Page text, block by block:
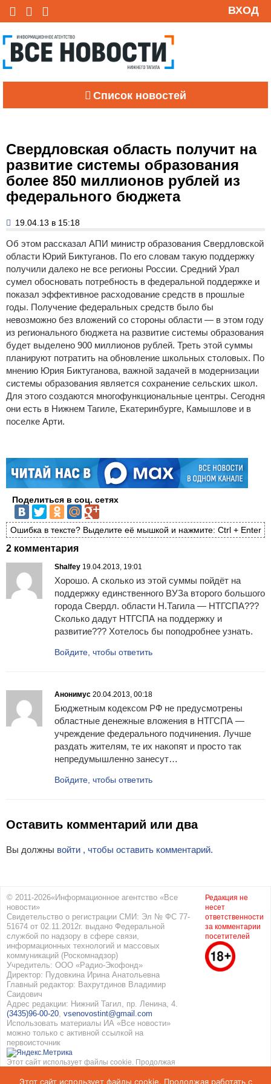
ВХОД
Список новостей
Свердловская область получит на
развитие системы образования
более 850 миллионов рублей из
федерального бюджета
19.04.13 в 15:18
Об этом рассказал АПИ министр образования Свердловской
области Юрий Биктуганов. По его словам такую поддержку
получили далеко не все регионы России. Средний Урал
сумел обосновать потребность в федеральной поддержке и
показал эффективное расходование средств в прошлые
годы. Получение федеральных средств было бы
невозможно без вложений со стороны области — в этом году
из регионального бюджета на развитие системы образования
будет выделено 900 миллионов рублей. Треть этой суммы
планируют потратить на обновление школьных столовых. По
мнению Юрия Биктуганова, важной задачей в модернизации
системы образования является сохранение сельских школ.
Для этого создаются многофункциональные центры. Сегодня
они есть в Нижнем Тагиле, Екатеринбурге, Камышлове и в
поселке Арти.
Поделиться в соц. сетях
Ошибка в тексте? Выделите её мышкой и нажмите: Ctrl + Enter
2 комментария
Shalfey 19.04.2013, 19:01
Хорошо. А сколько из этой суммы пойдёт на
поддержку единственного ВУЗа второго большого
города Свердл. области Н.Тагила — НТГСПА???
Сколько дадут НТГСПА на поддержку и
развитие??? Хотелось бы поподробнее узнать.
Войдите, чтобы ответить
Анонимус 20.04.2013, 00:18
Бюджетным кодексом РФ не предусмотрены
областные денежные вложения в НТГСПА —
учреждение федерального подчинения. Лучше
раздать жителям, те их накопят и просто так
непредумышленно занесут…
Войдите, чтобы ответить
Оставить комментарий или два
Вы должны войти , чтобы оставить комментарий.
© 2011-2026«Информационное агентство «Все
новости»
Свидетельство о регистрации СМИ: Эл № ФС 77-
51674 от 02.11.2012г. выдано Федеральной
службой по надзору в сфере связи,
информационных технологий и массовых
коммуникаций (Роскомнадзор)
Учредитель: ООО «Радио-Экофонд»
Директор: Пудовкина Ирина Анатольевна
Главный редактор: Вахрутдинов Владимир
Саидович
Адрес редакции: Нижний Тагил, пр. Ленина, 4.
(3435)96-00-20, vsenovostint@gmail.com
Использовать материалы ИА «Все новости»
можно только с активной ссылкой на
первоисточник
Этот сайт использует файлы cookie. Продолжая
использованием cookie. Подробнее вПолитике
Редакция не
несет
ответственности
за комментарии
посетителей
Этот сайт использует файлы cookie. Продолжая работать с